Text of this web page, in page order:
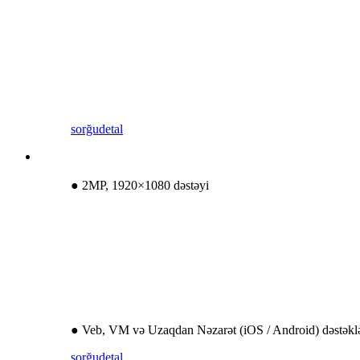
sorğudetal
● 2MP, 1920×1080 dəstəyi
● Veb, VM və Uzaqdan Nəzarət (iOS / Android)